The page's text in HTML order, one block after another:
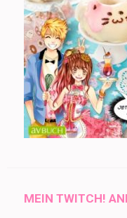
MEIN TWITCH!